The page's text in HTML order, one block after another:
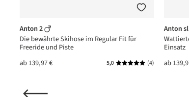
Bewertung von 5 von 5 Sternen
Anton 2
Die bewährte Skihose im Regular Fit für
Freeride und Piste
ab139,97 € 5,0 Durchschnittliche
(4)
Anton
Einsatz
ab